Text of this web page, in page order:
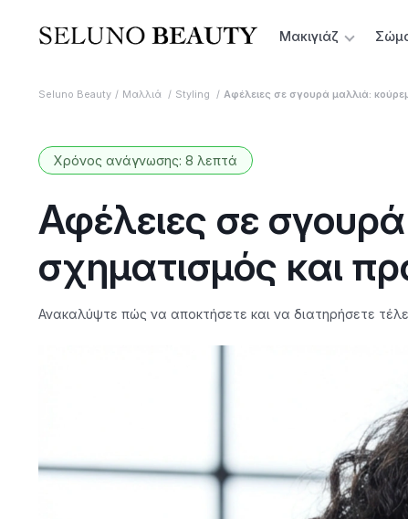
Μακιγιάζ
Seluno Beauty Μαλλιά Styling Αφέλειες σε σγουρά μαλλιά:
Χρόνος ανάγνωσης: 8 λεπτά
Αφέλειες σε
σχηματισμός και
Ανακαλύψτε πώς να αποκτήσετε και να διατηρήσετε